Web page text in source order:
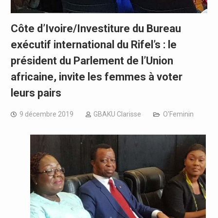
Côte d’Ivoire/Investiture du Bureau
exécutif international du Rifel’s : le
président du Parlement de l’Union
africaine, invite les femmes à voter
leurs pairs
9 décembre 2019 GBAKU Clarisse O'Feminin